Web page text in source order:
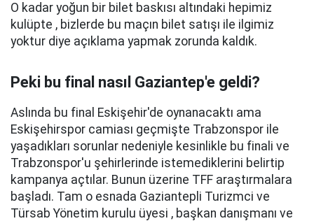
O kadar yoğun bir bilet baskısı altındaki hepimiz
kulüpte , bizlerde bu maçın bilet satışı ile ilgimiz
yoktur diye açıklama yapmak zorunda kaldık.
Peki bu final nasıl Gaziantep'e geldi?
Aslında bu final Eskişehir'de oynanacaktı ama
Eskişehirspor camiası geçmişte Trabzonspor ile
yaşadıkları sorunlar nedeniyle kesinlikle bu finali ve
Trabzonspor'u şehirlerinde istemediklerini belirtip
kampanya açtılar. Bunun üzerine TFF araştırmalara
başladı. Tam o esnada Gaziantepli Turizmci ve
Türsab Yönetim kurulu üyesi , başkan danışmanı ve